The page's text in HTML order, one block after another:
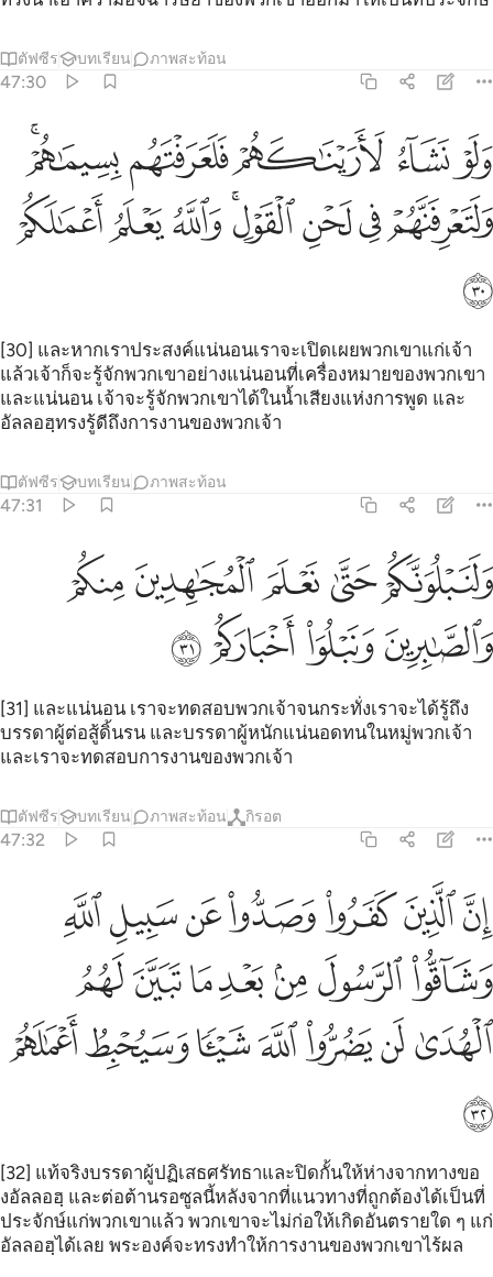
ตัฟซีร บทเรียน ภาพสะท้อน
47:30
ولو نشاء لاريناكهم فلعرفتهم بسيماهم ولتعرفنهم في لحن القول والله
وَلَوْ نَشَآءُ لَأَرَيْنَـٰكَهُمْ فَلَعَرَفْتَهُم بِسِيمَـٰهُمْ ۚ وَلَتَعْرِفَنَّهُمْ فِى لَحْنِ ٱلْقَوْلِ
ﱁﱂ ﱃﱄﱅﱆ
ﱇﱈﱉﱊﱋﱌﱍﱎ
ﱏ
[30] และหากเราประสงค์แน่นอนเราจะเปิดเผยพวกเขาแก่เจ้า
แล้วเจ้าก็จะรู้จักพวกเขาอย่างแน่นอนที่เครื่องหมายของพวกเขา
และแน่นอน เจ้าจะรู้จักพวกเขาได้ในน้ำเสียงแห่งการพูด และ
อัลลอฮฺทรงรู้ดีถึงการงานของพวกเจ้า
ตัฟซีร บทเรียน ภาพสะท้อน
47:31
ولنبلونكم حتى نعلم المجاهدين منكم والصابرين ونبلو اخباركم ٣١
وَلَنَبْلُوَنَّكُمْ حَتَّىٰ نَعْلَمَ ٱلْمُجَـٰهِدِينَ مِنكُمْ وَٱلصَّـٰبِرِينَ وَنَبْلُوَا۟ أَخْبَارَكُمْ ٣١
ﱐﱑﱒﱓﱔ
ﱕﱖﱗﱘ
[31] และแน่นอน เราจะทดสอบพวกเจ้าจนกระทั่งเราจะได้รู้ถึง
บรรดาผู้ต่อสู้ดิ้นรน และบรรดาผู้หนักแน่นอดทนในหมู่พวกเจ้า
และเราจะทดสอบการงานของพวกเจ้า
ตัฟซีร บทเรียน ภาพสะท้อน กิรอต
47:32
ان الذين كفروا وصدوا عن سبيل الله وشاقوا الرسول من بعد ما تبين
إِنَّ ٱلَّذِينَ كَفَرُوا۟ وَصَدُّوا۟ عَن سَبِيلِ ٱللَّهِ وَشَآقُّوا۟ ٱلرَّسُولَ مِنۢ بَعْدِ مَا تَبَيَّنَ
ﱙﱚﱛﱜﱝﱞﱟ
ﱠﱡﱢﱣﱤﱥﱦ
ﱧﱨﱩﱪﱫﱬﱭ
ﱮ
[32] แท้จริงบรรดาผู้ปฏิเสธศรัทธาและปิดกั้นให้ห่างจากทางขอ
งอัลลอฮฺ และต่อต้านรอซูลนี้หลังจากที่แนวทางที่ถูกต้องได้เป็นที่
ประจักษ์แก่พวกเขาแล้ว พวกเขาจะไม่ก่อให้เกิดอันตรายใด ๆ แก่
อัลลอฮฺได้เลย พระองค์จะทรงทำให้การงานของพวกเขาไร้ผล